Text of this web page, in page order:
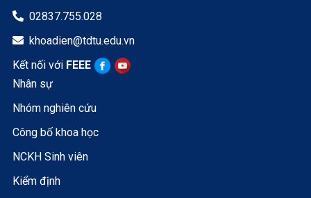
 02837.755.028
 khoadien@tdtu.edu.vn
Kết nối với FEEE
Nhân sự
Nhóm nghiên cứu
Công bố khoa học
NCKH Sinh viên
Kiểm định